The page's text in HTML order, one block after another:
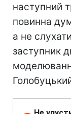
наступний
повинна
а не
заступник